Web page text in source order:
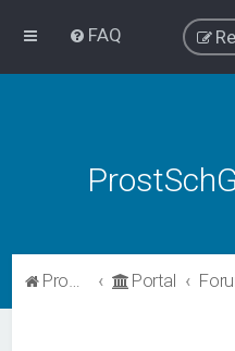
FAQ
ProstSchG Portal